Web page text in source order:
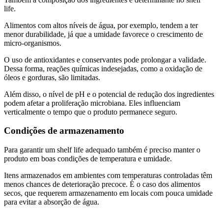
life.
Alimentos com altos níveis de água, por exemplo, tendem a ter
menor durabilidade, já que a umidade favorece o crescimento de
micro-organismos.
O uso de antioxidantes e conservantes pode prolongar a validade.
Dessa forma, reações químicas indesejadas, como a oxidação de
óleos e gorduras, são limitadas.
Além disso, o nível de pH e o potencial de redução dos ingredientes
podem afetar a proliferação microbiana. Eles influenciam
verticalmente o tempo que o produto permanece seguro.
Condições de armazenamento
Para garantir um shelf life adequado também é preciso manter o
produto em boas condições de temperatura e umidade.
Itens armazenados em ambientes com temperaturas controladas têm
menos chances de deterioração precoce. É o caso dos alimentos
secos, que requerem armazenamento em locais com pouca umidade
para evitar a absorção de água.